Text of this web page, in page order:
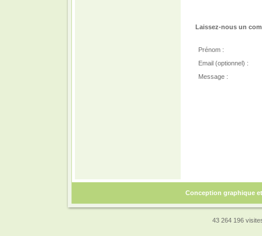
Laissez-nous un
Prénom :
Email (optionnel) :
Message :
Conception graphique
43 264 196